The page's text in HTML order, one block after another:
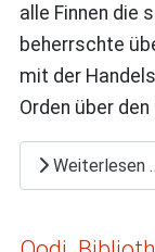
alle Finnen die
beherrschte
mit der
Orden über
Weiterlesen